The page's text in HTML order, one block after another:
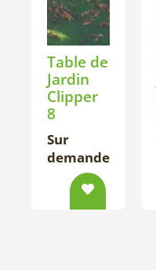
Table de
Jardin
Clipper
8
Sur
demande